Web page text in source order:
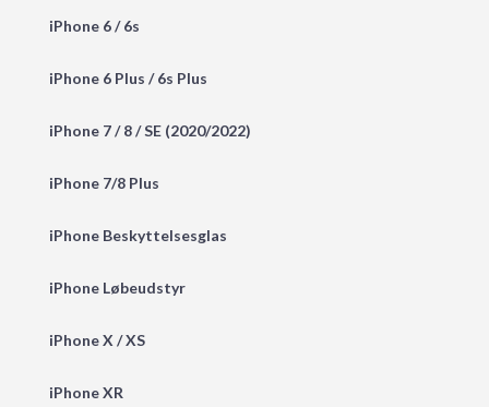
iPhone 6 / 6s
iPhone 6 Plus / 6s Plus
iPhone 7 / 8 / SE (2020/2022)
iPhone 7/8 Plus
iPhone Beskyttelsesglas
iPhone Løbeudstyr
iPhone X / XS
iPhone XR